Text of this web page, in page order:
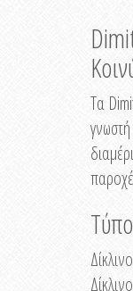
Τα